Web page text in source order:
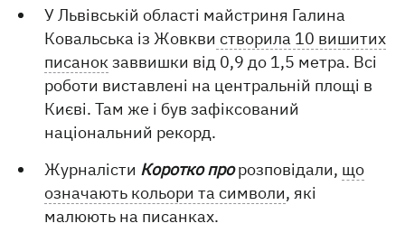
У Львівській області майстриня Галина
Ковальська із Жовкви створила 10 вишитих
писанокзаввишки від 0,9 до 1,5 метра. Всі
роботи виставлені на центральній площі в
Києві. Там же і був зафіксований
національний рекорд.
Журналісти Коротко пророзповідали, що
означають кольори та символи, які
малюють на писанках.